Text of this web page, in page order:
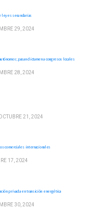
leyes secundarias
29, 2024
pasan dictamen a congresos locales
28, 2024
21, 2024
comerciales internacionales
17, 2024
privada en transición energética
30, 2024